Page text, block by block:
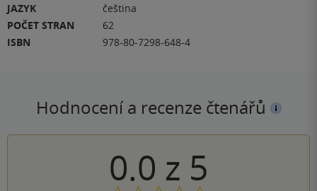
JAZYK
čeština
POČET STRAN
62
ISBN
978-80-7298-648-4
Hodnocení a recenze čtenářů
0.0 z 5